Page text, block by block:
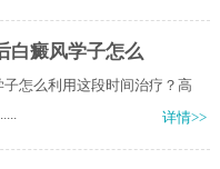
白癜风学子怎么
怎么利用这段时间治疗？高
详情>>